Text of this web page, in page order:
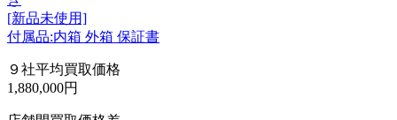
[新品未使用]
付属品:内箱 外箱 保証書
９社平均買取価格
1,880,000円